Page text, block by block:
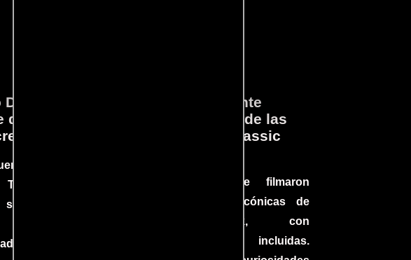
te llevará
del asiento en
thriller
Aires hasta el
Tesis sobre un
se ha convertido en
los filmes más
del cine
Lo que Realmente
Sucedió detrás de las
cámaras en Jurassic
Conoce cómo se filmaron
algunas escenas icónicas de
Jurassic Park, con
improvisaciones incluidas.